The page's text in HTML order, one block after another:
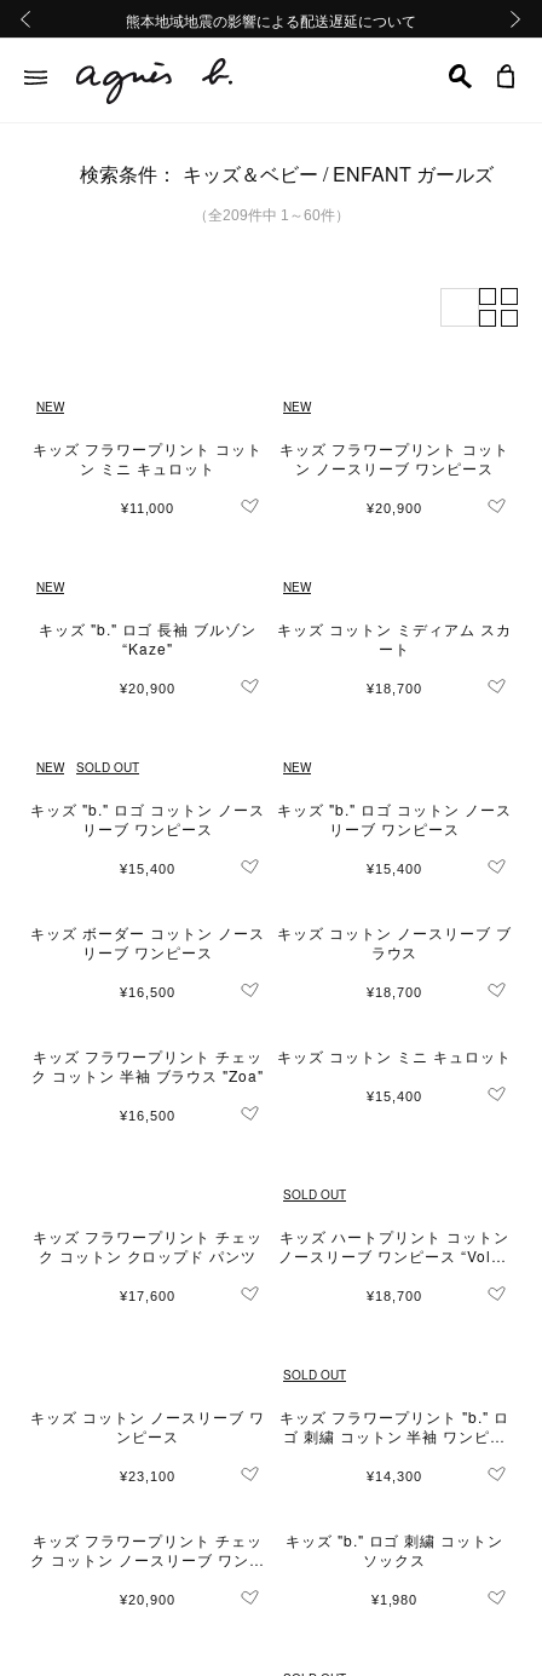
熊本地域地震の影響による配送遅延について
Summer Sale 2buy10%OFF!!
熊本地域地震の影響による配送遅延について
Summer Sale 2buy10%OFF!!
検索条件： キッズ＆ベビー ENFANT ガールズ
（全209件中 1～60件）
NEW
キッズ フラワープリント コット
ン ミニ キュロット
¥11,000
NEW
キッズ フラワープリント コット
ン ノースリーブ ワンピース
¥20,900
NEW
キッズ "b." ロゴ 長袖 ブルゾン
“Kaze"
¥20,900
NEW
キッズ コットン ミディアム スカ
ート
¥18,700
NEW SOLD OUT
キッズ "b." ロゴ コットン ノース
リーブ ワンピース
¥15,400
NEW
キッズ "b." ロゴ コットン ノース
リーブ ワンピース
¥15,400
キッズ ボーダー コットン ノース
リーブ ワンピース
¥16,500
キッズ コットン ノースリーブ ブ
ラウス
¥18,700
キッズ フラワープリント チェッ
ク コットン 半袖 ブラウス "Zoa"
¥16,500
キッズ コットン ミニ キュロット
¥15,400
キッズ フラワープリント チェッ
ク コットン クロップド パンツ
¥17,600
SOLD OUT
キッズ ハートプリント コットン
ノースリーブ ワンピース “Volan
¥18,700
キッズ コットン ノースリーブ ワ
ンピース
¥23,100
SOLD OUT
キッズ フラワープリント "b." ロ
ゴ 刺繍 コットン 半袖 ワンピー
¥14,300
キッズ フラワープリント チェッ
ク コットン ノースリーブ ワンピ
¥20,900
キッズ "b." ロゴ 刺繍 コットン
ソックス
¥1,980